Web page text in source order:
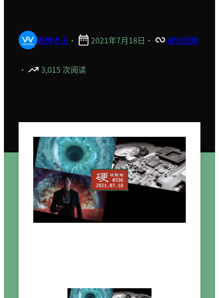
赛博老王 · 2021年7月18日 · 硬核观察
· 3,015 次阅读